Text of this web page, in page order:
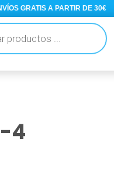
GRATIS A PARTIR DE 30€
4